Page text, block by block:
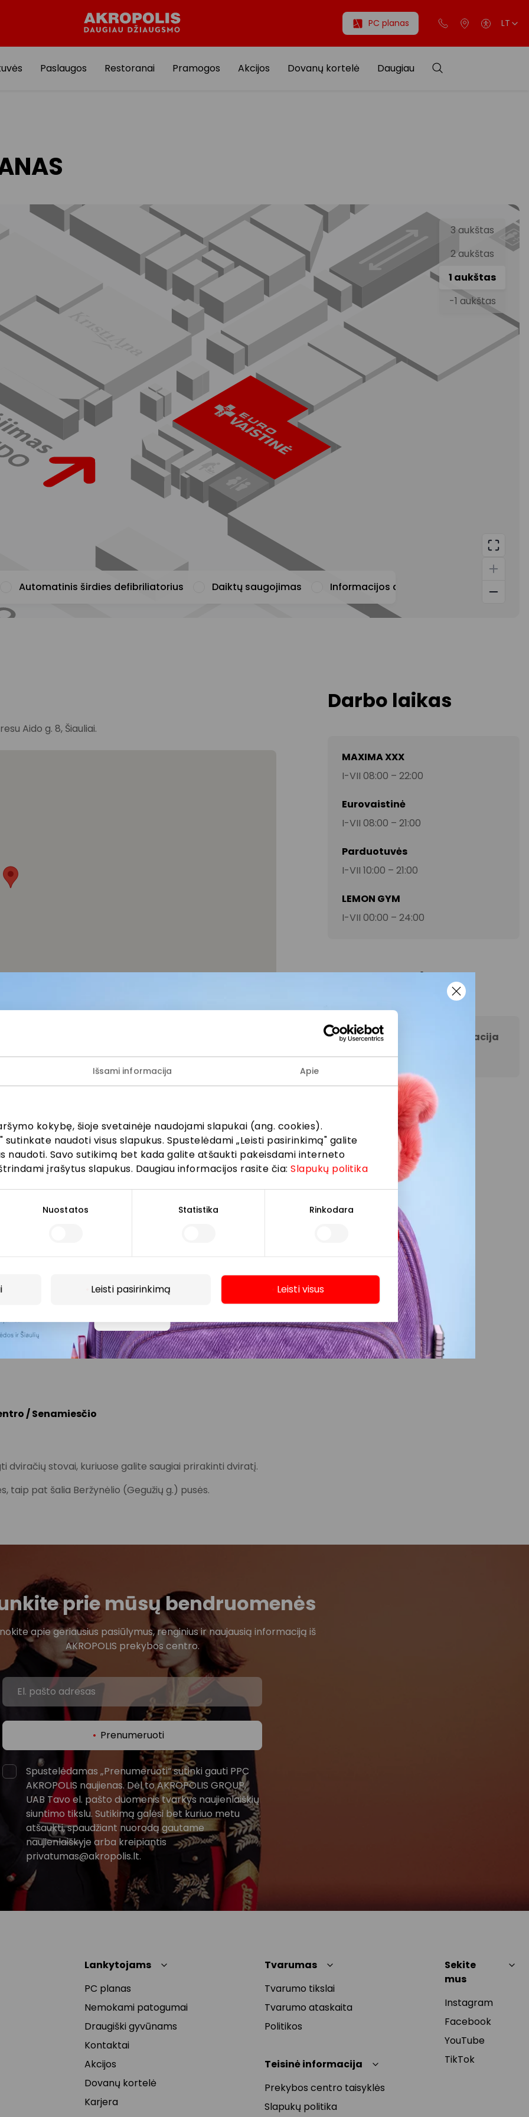
Išsami informacija Apie
kokybę, šioje svetainėje naudojami slapukai (ang. cookies).
sutinkate naudoti visus slapukus. Spustelėdami „Leisti pasirinkimą" galite
naudoti. Savo sutikimą bet kada galite atšaukti pakeisdami interneto
įrašytus slapukus. Daugiau informacijos rasite čia:Slapukų politika
Nuostatos Statistika Rinkodara
Leisti pasirinkimą Leisti visus
PC planas LT
Paslaugos Restoranai Pramogos Akcijos Dovanų kortelė Daugiau
Automatinis širdies defibriliatorius Daiktų saugojimas Informacijos apie prekybos centrą
Aido g. 8, Šiauliai.
iš miesto centro pasiekiamas vos per 7–10 minučių.
stotelėse „Beržynėlio“ ir „Tilžės“:
17, 21, 23, 23A, 24
/ Senamiesčio
dviračių stovai, kuriuose galite saugiai prirakinti dviratį.
taip pat šalia Beržynėlio (Gegužių g.) pusės.
Darbo laikas
MAXIMA XXX
I-VII 08:00 – 22:00
Eurovaistinė
I-VII 08:00 – 21:00
Parduotuvės
I-VII 10:00 – 21:00
LEMON GYM
I-VII 00:00 – 24:00
Kontaktai
AKROPOLIS Šiauliai informacija
+370 65946062
prie mūsų bendruomenės
apie geriausius pasiūlymus, renginius ir naujausią informaciją iš
AKROPOLIS prekybos centro.
Prenumeruoti
Spustelėdamas „Prenumeruoti“ sutinki gauti PPC
AKROPOLIS naujienas. Dėl to AKROPOLIS GROUP,
UAB Tavo el. pašto duomenis tvarkys naujienlaiškių
siuntimo tikslu. Sutikimą galėsi bet kuriuo metu
atšaukti, spaudžiant nuorodą gautame
naujienlaiškyje arba kreipiantis
privatumas@akropolis.lt.
Lankytojams
PC planas
Nemokami patogumai
Draugiški gyvūnams
Kontaktai
Akcijos
Dovanų kortelė
Karjera
Tvarumas
Tvarumo tikslai
Tvarumo ataskaita
Politikos
Teisinė informacija
Prekybos centro taisyklės
Slapukų politika
Sekite
mus
Instagram
Facebook
YouTube
TikTok